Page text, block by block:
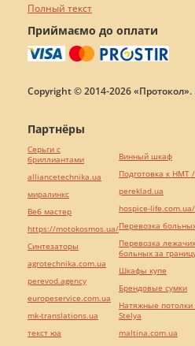
Полный текст
Приймаємо до оплати
Copyright © 2014-2026
Партнёры
Серьги с
бриллиантами
alliancetechnika.ua
миралинкс
Веб мастер
https://motokosmos.ua/
Синтезаторы
agrotechnika.com.ua
perevod.agency
europeservice.com.ua
mk-translations.ua
текст юа
Винный шкаф
Подготовка к НМТ
pereklad.ua
hospice-life.com.ua/
Перевозка
Перевозка лежачих
больных за
Шкафы купе
Брендовые сумки
Натяжные потолки
Stelya
maltina.com.ua